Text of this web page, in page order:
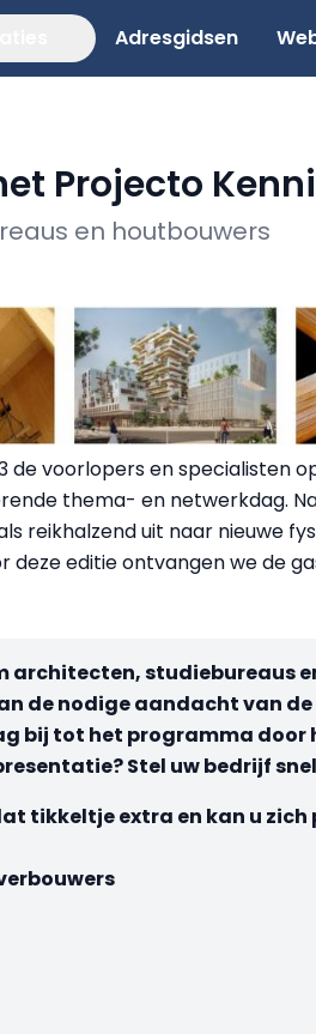
Adresgidsen
Projecto
en houtbouwers
de voorlopers en specialisten
thema- en netwerkdag.
reikhalzend uit naar nieuwe
deze editie ontvangen we de
architecten, studiebureaus
de nodige aandacht van
bij tot het programma door
Stel uw bedrijf
tikkeltje extra en kan u zich